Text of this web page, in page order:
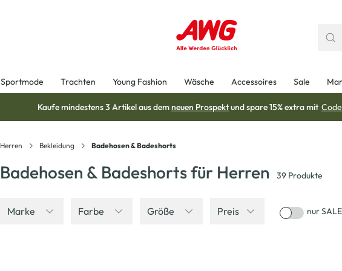
Sportmode Trachten Young Fashion Wäsche Accessoires Sale
Kaufe mindestens 3 Artikel aus demneuen Prospektund spare 15% extra mit
Herren Bekleidung Badehosen & Badeshorts
Badehosen & Badeshorts für Herren 39 Produkte
Marke Farbe Größe Preis nur